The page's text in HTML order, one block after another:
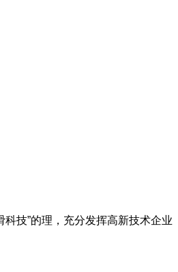
技”的理，充分发挥高新技术企业